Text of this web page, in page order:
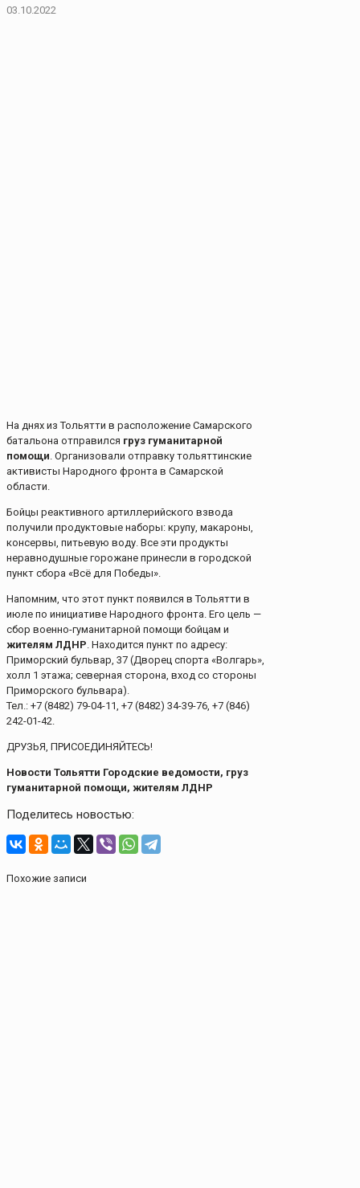
03.10.2022
На днях из Тольятти в расположение Самарского
батальона отправился груз гуманитарной
помощи. Организовали отправку тольяттинские
активисты Народного фронта в Самарской
области.
Бойцы реактивного артиллерийского взвода
получили продуктовые наборы: крупу, макароны,
консервы, питьевую воду. Все эти продукты
неравнодушные горожане принесли в городской
пункт сбора «Всё для Победы».
Напомним, что этот пункт появился в Тольятти в
июле по инициативе Народного фронта. Его цель —
сбор военно-гуманитарной помощи бойцам и
жителям ЛДНР. Находится пункт по адресу:
Приморский бульвар, 37 (Дворец спорта «Волгарь»,
холл 1 этажа; северная сторона, вход со стороны
Приморского бульвара).
Тел.: +7 (8482) 79-04-11, +7 (8482) 34-39-76, +7 (846)
242-01-42.
ДРУЗЬЯ, ПРИСОЕДИНЯЙТЕСЬ!
Новости Тольятти Городские ведомости, груз
гуманитарной помощи, жителям ЛДНР
Поделитесь новостью:
Похожие записи